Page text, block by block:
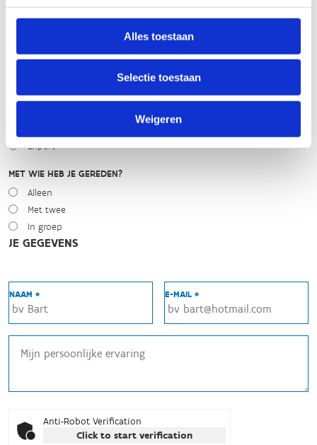
Alles toestaan
Selectie toestaan
Weigeren
NIVEAU
Expert
MET WIE HEB JE GEREDEN?
Alleen
Met twee
In groep
JE GEGEVENS
NAAM * E-MAIL *
Anti-Robot Verification
Click to start verification